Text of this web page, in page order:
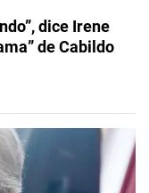
dice Irene
de Cabildo